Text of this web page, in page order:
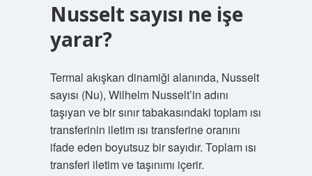
Nusselt sayısı ne işe
yarar?
Termal akışkan dinamiği alanında, Nusselt
sayısı (Nu), Wilhelm Nusselt’in adını
taşıyan ve bir sınır tabakasındaki toplam ısı
transferinin iletim ısı transferine oranını
ifade eden boyutsuz bir sayıdır. Toplam ısı
transferi iletim ve taşınımı içerir.